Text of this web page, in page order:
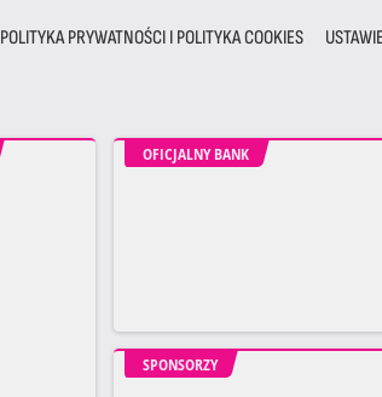
POLITYKA PRYWATNOŚCI I POLITYKA COOKIES
OFICJALNY BANK
SPONSORZY